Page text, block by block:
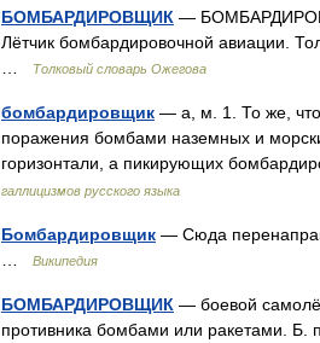
БОМБАРДИРОВЩИК —
Лётчик бомбардировочной авиации.
Толковый словарь Ожегова
бомбардировщик — а, м. 1. То же,
поражения бомбами наземных и
горизонтали, а пикирующих
галлицизмов русского языка
Бомбардировщик — Сюда
Википедия
БОМБАРДИРОВЩИК — боевой
противника бомбами или ракетами. Б.